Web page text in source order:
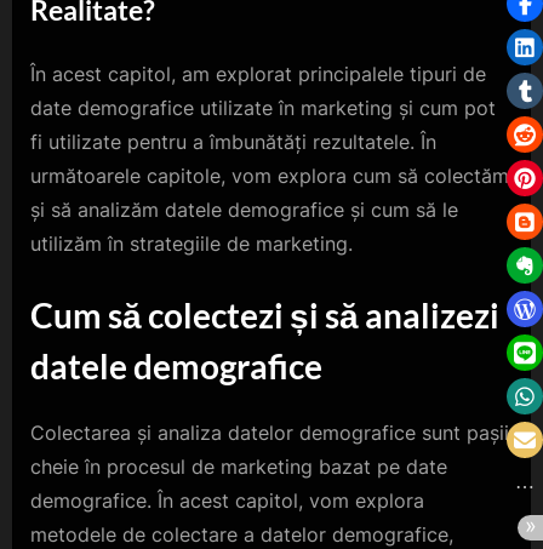
Realitate?
În acest capitol, am explorat principalele tipuri de
date demografice utilizate în marketing și cum pot
fi utilizate pentru a îmbunătăți rezultatele. În
următoarele capitole, vom explora cum să colectăm
și să analizăm datele demografice și cum să le
utilizăm în strategiile de marketing.
Cum să colectezi și să analizezi
datele demografice
Colectarea și analiza datelor demografice sunt pașii
cheie în procesul de marketing bazat pe date
demografice. În acest capitol, vom explora
metodele de colectare a datelor demografice,